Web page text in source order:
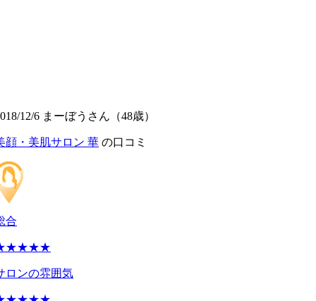
12/6 まーぼうさん（48歳）
顔・美肌サロン 華 の口コミ
合
ロンの雰囲気